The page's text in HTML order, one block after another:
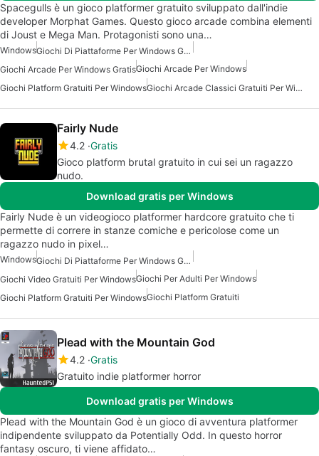
Spacegulls è un gioco platformer gratuito sviluppato dall'indie
developer Morphat Games. Questo gioco arcade combina elementi
di Joust e Mega Man. Protagonisti sono una…
Windows
Giochi Di Piattaforme Per Windows Gratuiti
Giochi Arcade Per Windows GratisGiochi Arcade Per Windows
Giochi Platform Gratuiti Per Windows
Giochi Arcade Classici Gratuiti Per Windows
Fairly Nude
4.2 Gratis
Gioco platform brutal gratuito in cui sei un ragazzo
nudo.
Download gratis per Windows
Fairly Nude è un videogioco platformer hardcore gratuito che ti
permette di correre in stanze comiche e pericolose come un
ragazzo nudo in pixel…
Windows
Giochi Di Piattaforme Per Windows Gratuiti
Giochi Video Gratuiti Per WindowsGiochi Per Adulti Per Windows
Giochi Platform Gratuiti Per WindowsGiochi Platform Gratuiti
Plead with the Mountain God
4.2 Gratis
Gratuito indie platformer horror
Download gratis per Windows
Plead with the Mountain God è un gioco di avventura platformer
indipendente sviluppato da Potentially Odd. In questo horror
fantasy oscuro, ti viene affidato…